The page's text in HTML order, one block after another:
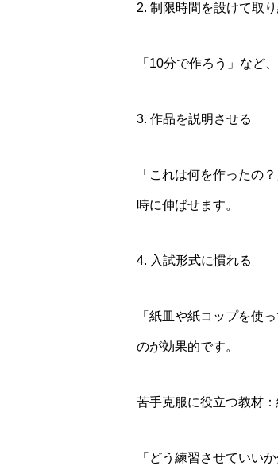
2. 制限時間を設けて取
「10分で作ろう」など
3. 作品を説明させる
「これは何を作ったの
時に伸ばせます。
4. 入試形式に慣れる
「紙皿や紙コップを使
のが効果的です。
苦手克服に役立つ教材
「どう練習させていい